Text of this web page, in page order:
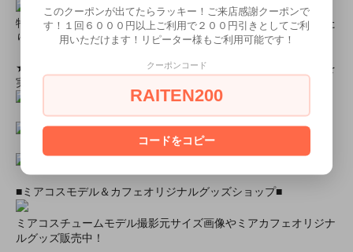
特別割引商品を掲載しています！最大８０％引きの商品もあった
りします！
★ミアカフェ・ミアリラではミアコス衣装を着用したイベントを
実施中★
■ミアコスモデル＆カフェオリジナルグッズショップ■
ミアコスチュームモデル撮影元サイズ画像やミアカフェオリジナ
ルグッズ販売中！
このクーポンが出てたらラッキー！ご来店感謝クーポンで
す！１回６０００円以上ご利用で２００円引きとしてご利
用いただけます！リピーター様もご利用可能です！
クーポンコード
RAITEN200
コードをコピー